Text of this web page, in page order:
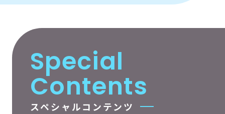
Special
Contents
スペシ ャルコ ンテンツ